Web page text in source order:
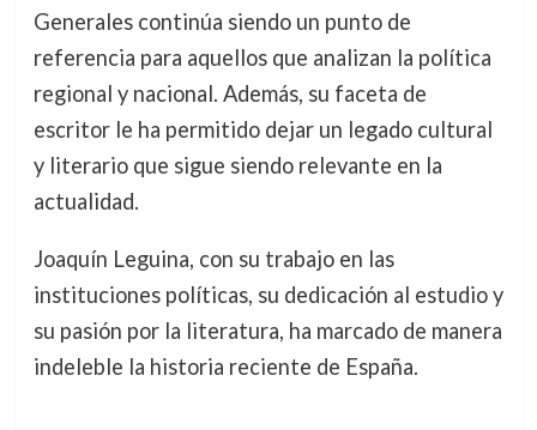
Generales continúa siendo un punto de
referencia para aquellos que analizan la política
regional y nacional. Además, su faceta de
escritor le ha permitido dejar un legado cultural
y literario que sigue siendo relevante en la
actualidad.
Joaquín Leguina, con su trabajo en las
instituciones políticas, su dedicación al estudio y
su pasión por la literatura, ha marcado de manera
indeleble la historia reciente de España.